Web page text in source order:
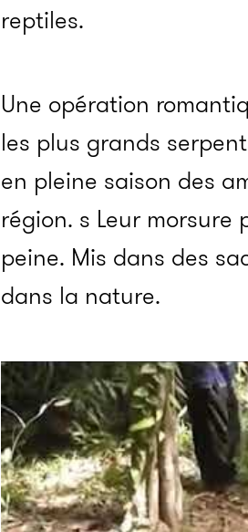
reptiles.
Une opération
les plus grands
en pleine saison des
région. s Leur
peine. Mis dans des
dans la nature.